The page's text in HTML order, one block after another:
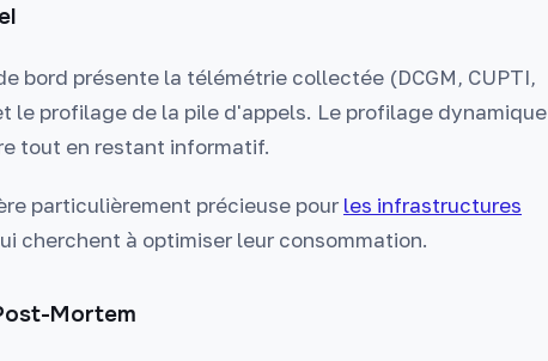
bord présente la télémétrie collectée (DCGM, CUPTI,
le profilage de la pile d'appels. Le profilage dynamique
tout en restant informatif.
particulièrement précieuse pour les infrastructures
cherchent à optimiser leur consommation.
Mortem